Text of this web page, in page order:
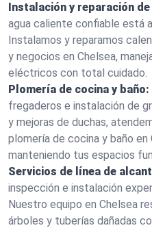
Instalación y reparación
agua caliente confiable está
Instalamos y reparamos
y negocios en Chelsea,
eléctricos con total cuidado.
Plomería de cocina y baño:
fregaderos e instalación de
y mejoras de duchas,
plomería de cocina y baño en
manteniendo tus espacios
Servicios de línea de
inspección e instalación
Nuestro equipo en Chelsea
árboles y tuberías dañadas